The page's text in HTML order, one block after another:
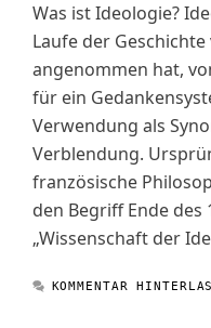
Was ist Ideologie?
Laufe der
angenommen hat,
für ein
Verwendung als
Verblendung.
französische
den Begriff Ende des
„Wissenschaft der
KOMMENTAR